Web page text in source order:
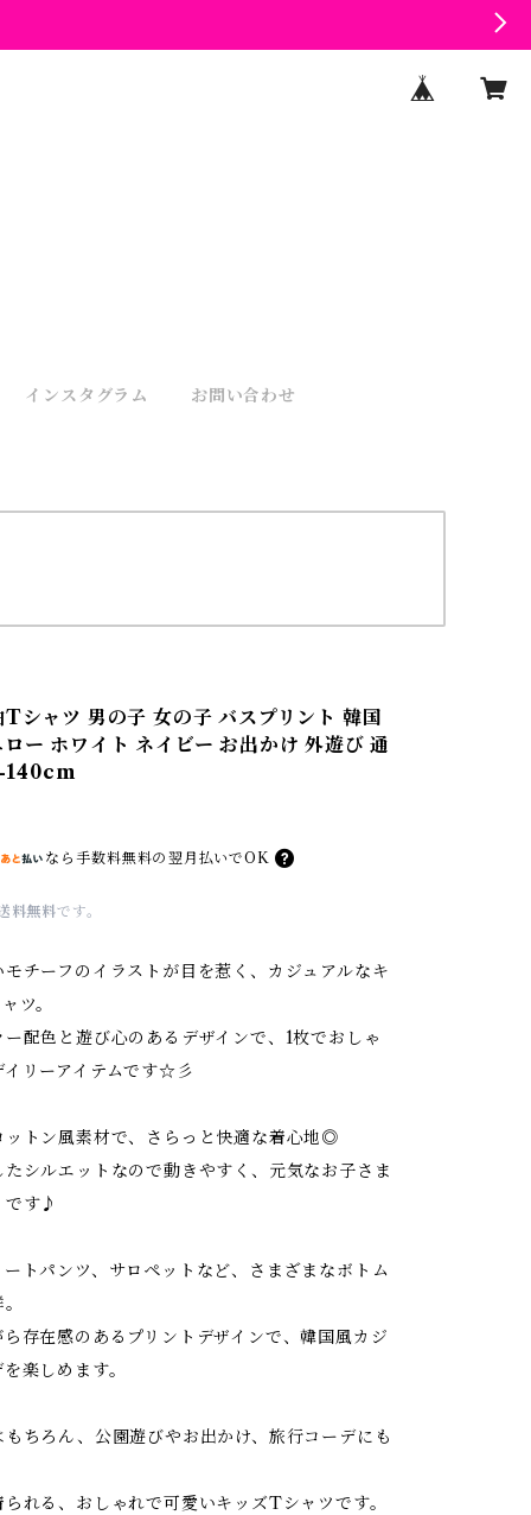
インスタグラム お問い合わせ
シャツ 男の子 女の子 バスプリント 韓国
ー ホワイト ネイビー お出かけ 外遊び 通
140cm
なら 手数料無料の 翌月払いでOK
料無料です。
チーフのイラストが目を惹く、カジュアルなキ
ツ。
配色と遊び心のあるデザインで、1枚でおしゃ
イリーアイテムです☆彡
ットン風素材で、さらっと快適な着心地◎
シルエットなので動きやすく、元気なお子さま
です♪
トパンツ、サロペットなど、さまざまなボトム
存在感のあるプリントデザインで、韓国風カジ
楽しめます。
ちろん、公園遊びやお出かけ、旅行コーデにも
れる、おしゃれで可愛いキッズTシャツです。